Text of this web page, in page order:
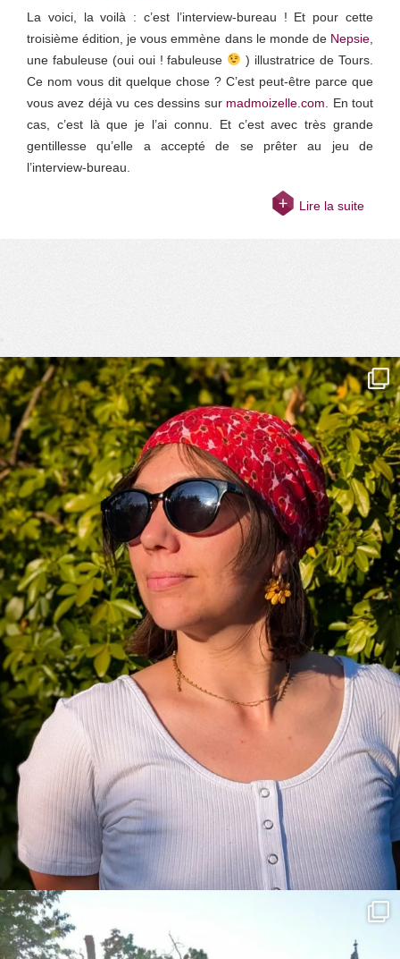
La voici, la voilà : c’est l’interview-bureau ! Et pour cette
troisième édition, je vous emmène dans le monde de Nepsie
une fabuleuse (oui oui ! fabuleuse
) illustratrice de Tours.
Ce nom vous dit quelque chose ? C’est peut-être parce que
vous avez déjà vu ces dessins sur madmoizelle.com . En tout
cas, c’est là que je l’ai connu. Et c’est avec très grande
gentillesse qu’elle a accepté de se prêter au jeu de
l’interview-bureau.
Lire la suite